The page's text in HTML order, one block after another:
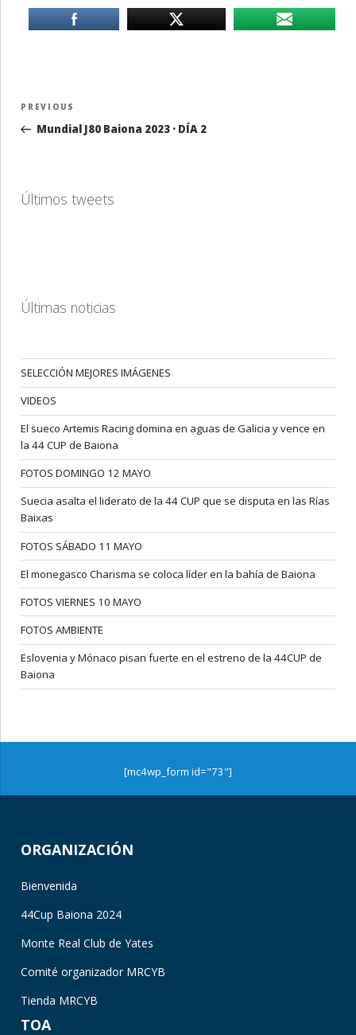
Navegación
entradas
Previous
Post
PREVIOUS
Mundial J80 Baiona 2023 · DÍA 2
Últimos tweets
Últimas noticias
SELECCIÓN MEJORES IMÁGENES
VIDEOS
El sueco Artemis Racing domina en aguas de Galicia y vence en
la 44 CUP de Baiona
FOTOS DOMINGO 12 MAYO
Suecia asalta el liderato de la 44 CUP que se disputa en las Rías
Baixas
FOTOS SÁBADO 11 MAYO
El monegasco Charisma se coloca líder en la bahía de Baiona
FOTOS VIERNES 10 MAYO
FOTOS AMBIENTE
Eslovenia y Mónaco pisan fuerte en el estreno de la 44CUP de
Baiona
[mc4wp_form id="73"]
ORGANIZACIÓN
Bienvenida
44Cup Baiona 2024
Monte Real Club de Yates
Comité organizador MRCYB
Tienda MRCYB
TOA